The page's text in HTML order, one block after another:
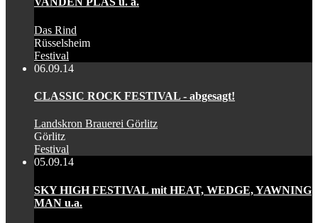
Das Rind
Rüsselsheim
Festival
06.09.14
CLASSIC ROCK FESTIVAL - abgesagt!
Landskron Brauerei Görlitz
Görlitz
Festival
05.09.14
SKY HIGH FESTIVAL mit HEAT, WEDGE, YAWNING
MAN u.a.